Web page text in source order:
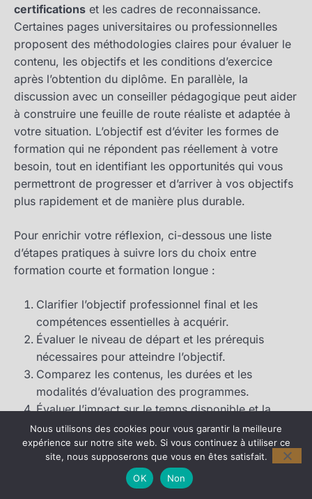
certifications et les cadres de reconnaissance.
Certaines pages universitaires ou professionnelles
proposent des méthodologies claires pour évaluer le
contenu, les objectifs et les conditions d’exercice
après l’obtention du diplôme. En parallèle, la
discussion avec un conseiller pédagogique peut aider
à construire une feuille de route réaliste et adaptée à
votre situation. L’objectif est d’éviter les formes de
formation qui ne répondent pas réellement à votre
besoin, tout en identifiant les opportunités qui vous
permettront de progresser et d’arriver à vos objectifs
plus rapidement et de manière plus durable.
Pour enrichir votre réflexion, ci-dessous une liste
d’étapes pratiques à suivre lors du choix entre
formation courte et formation longue :
Clarifier l’objectif professionnel final et les
compétences essentielles à acquérir.
Évaluer le niveau de départ et les prérequis
nécessaires pour atteindre l’objectif.
Comparez les contenus, les durées et les
modalités d’évaluation des programmes.
Évaluer l’impact sur le temps disponible et la
charge de travail quotidienne.
Consulter des témoignages et des retours
d’expérience d’apprenants et de professionnels
Nous utilisons des cookies pour vous garantir la meilleure
expérience sur notre site web. Si vous continuez à utiliser ce
site, nous supposerons que vous en êtes satisfait.
OK
Non